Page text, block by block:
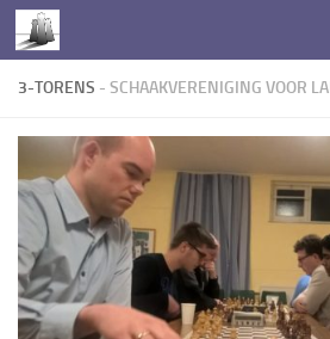
Doorgaan naar inhoud
3-TORENS - SCHAAKVERENIGING VOOR